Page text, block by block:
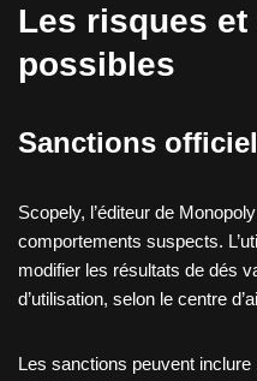
Les risques
possibles
Sanctions
Scopely, l’éditeur de
comportements suspects.
modifier les résultats de dés
d’utilisation, selon le centre
Les sanctions peuvent inclure